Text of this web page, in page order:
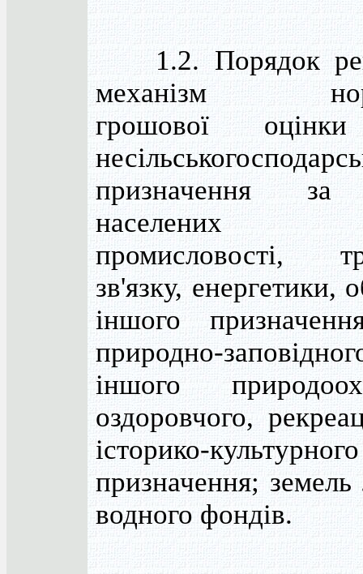
1.2. Порядок
механізм
грошової
призначення
населених
промисловості,
зв'язку, енергетики,
іншого
природно-
іншого
оздоровчого,
історико-культурного
призначення; земель
водного фондів.